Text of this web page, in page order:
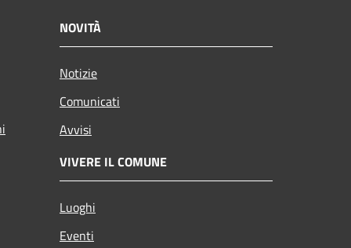
NOVITÀ
Notizie
Comunicati
Avvisi
VIVERE IL COMUNE
Luoghi
Eventi